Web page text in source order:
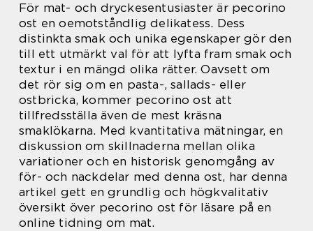
För mat- och dryckesentusiaster är pecorino
ost en oemotståndlig delikatess. Dess
distinkta smak och unika egenskaper gör den
till ett utmärkt val för att lyfta fram smak och
textur i en mängd olika rätter. Oavsett om
det rör sig om en pasta-, sallads- eller
ostbricka, kommer pecorino ost att
tillfredsställa även de mest kräsna
smaklökarna. Med kvantitativa mätningar, en
diskussion om skillnaderna mellan olika
variationer och en historisk genomgång av
för- och nackdelar med denna ost, har denna
artikel gett en grundlig och högkvalitativ
översikt över pecorino ost för läsare på en
online tidning om mat.